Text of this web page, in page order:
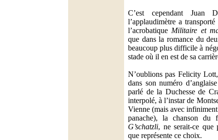
C’est cependant Juan
l’applaudimètre a
l’acrobatique Militaire et
que dans la romance du
beaucoup plus difficile à
stade où il en est de sa
N’oublions pas Felicity
dans son numéro
parlé de la Duchesse de
interpolé, à l’instar de
Vienne (mais avec
panache), la chanson du
G’schatzli, ne serait-ce que
que représente ce choix.